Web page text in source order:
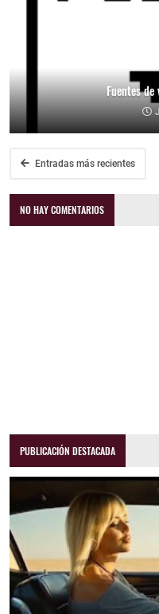
Fuentes
Entradas más recientes
NO HAY COMENTARIOS
PUBLICACIÓN DESTACADA